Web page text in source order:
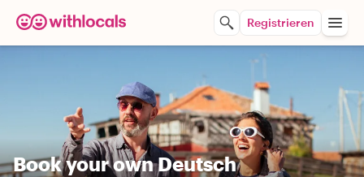
Registrieren
Book your own Deutsch